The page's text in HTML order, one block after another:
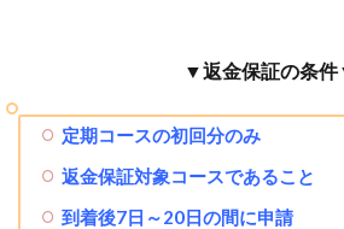
▼返金保証の条
定期コースの初回分のみ
返金保証対象コースであること
到着後7日～20日の間に申請